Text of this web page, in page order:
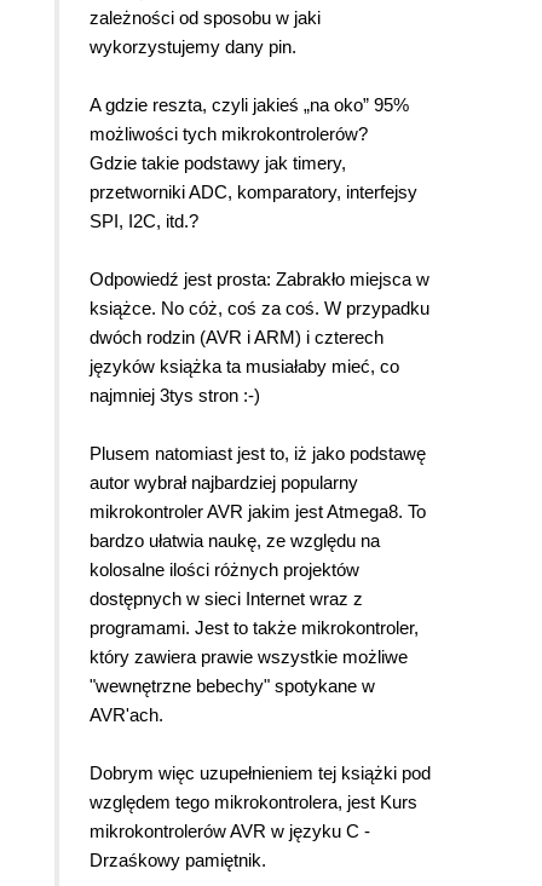
zależności od sposobu w jaki
wykorzystujemy dany pin.
A gdzie reszta, czyli jakieś „na oko” 95%
możliwości tych mikrokontrolerów?
Gdzie takie podstawy jak timery,
przetworniki ADC, komparatory, interfejsy
SPI, I2C, itd.?
Odpowiedź jest prosta: Zabrakło miejsca w
książce. No cóż, coś za coś. W przypadku
dwóch rodzin (AVR i ARM) i czterech
języków książka ta musiałaby mieć, co
najmniej 3tys stron :-)
Plusem natomiast jest to, iż jako podstawę
autor wybrał najbardziej popularny
mikrokontroler AVR jakim jest Atmega8. To
bardzo ułatwia naukę, ze względu na
kolosalne ilości różnych projektów
dostępnych w sieci Internet wraz z
programami. Jest to także mikrokontroler,
który zawiera prawie wszystkie możliwe
"wewnętrzne bebechy" spotykane w
AVR'ach.
Dobrym więc uzupełnieniem tej książki pod
względem tego mikrokontrolera, jest Kurs
mikrokontrolerów AVR w języku C -
Drzaśkowy pamiętnik.